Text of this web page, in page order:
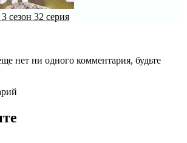
сезон 32 серия
нет ни одного комментария, будьте